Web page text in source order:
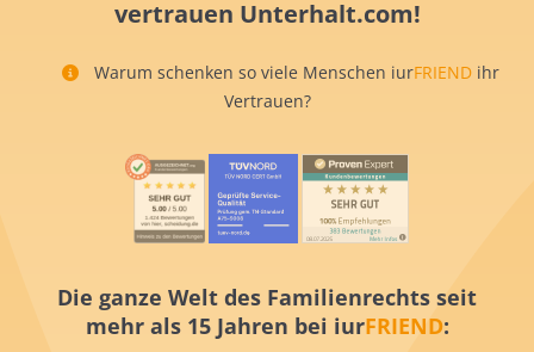
vertrauen Unterhalt.com!
Warum schenken so viele Menschen iurFRIEND ihr
Vertrauen?
Die ganze Welt des Familienrechts seit
mehr als 15 Jahren bei iurFRIEND: